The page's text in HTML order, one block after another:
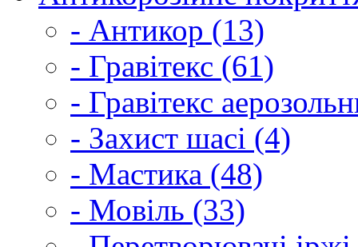
- Антикор (13)
- Гравітекс (61)
- Гравітекс
- Захист шасі (4)
- Мастика (48)
- Мовіль (33)